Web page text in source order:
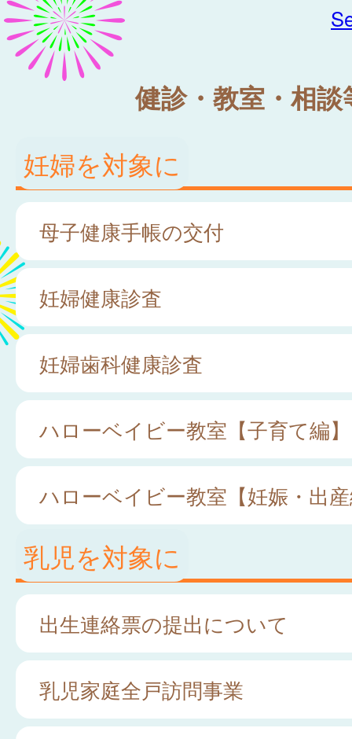
健診・教室・相談
妊婦を対象に
母子健康手帳の交付
妊婦健康診査
妊婦歯科健康診査
ハローベイビー教室【子育て編】
ハローベイビー教室【妊娠・出
乳児を対象に
出生連絡票の提出について
乳児家庭全戸訪問事業